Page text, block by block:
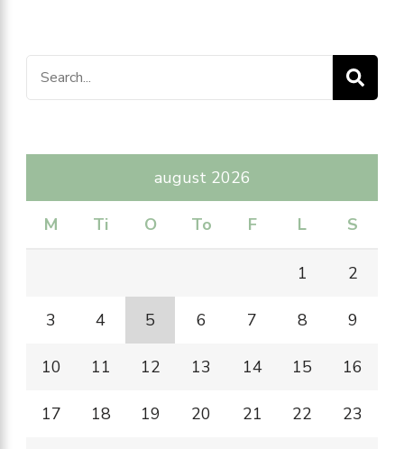
Search
for:
august 2026
M Ti O To F L S
1 2
3 4 5 6 7 8 9
10 11 12 13 14 15 16
17 18 19 20 21 22 23